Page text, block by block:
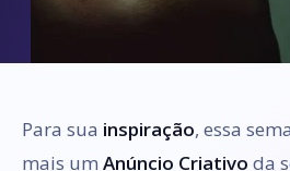
Para sua inspiração, essa
mais um Anúncio Criativo da